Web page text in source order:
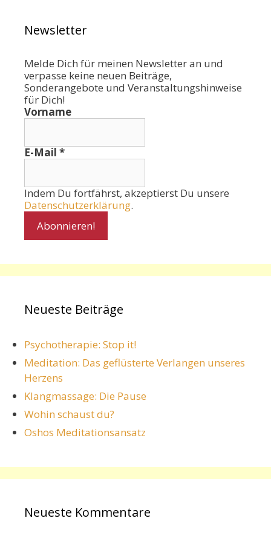
Newsletter
Melde Dich für meinen Newsletter an und
verpasse keine neuen Beiträge,
Sonderangebote und Veranstaltungshinweise
für Dich!
Vorname
E-Mail *
Indem Du fortfährst, akzeptierst Du unsere
Datenschutzerklärung.
Neueste Beiträge
Psychotherapie: Stop it!
Meditation: Das geflüsterte Verlangen unseres
Herzens
Klangmassage: Die Pause
Wohin schaust du?
Oshos Meditationsansatz
Neueste Kommentare